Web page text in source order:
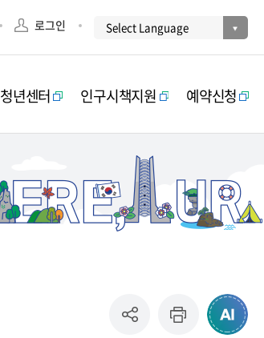
로그인
청년센터 인구시책지원 예약신청